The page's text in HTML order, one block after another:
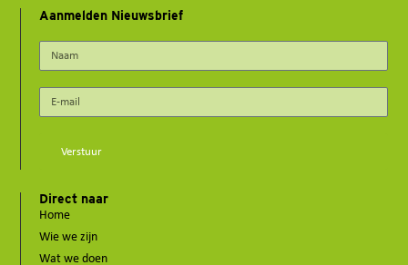
Aanmelden Nieuwsbrief
Verstuur
Direct naar
Home
Wie we zijn
Wat we doen